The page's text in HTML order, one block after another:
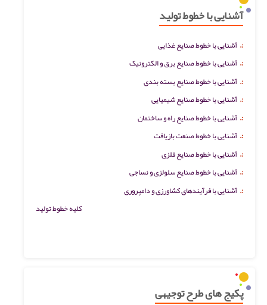
آشنایی با خطوط تولید
:. آشنایی با خطوط صنایع غذایی
:. آشنایی با خطوط صنایع برق و الکترونیک
:. آشنایی با خطوط صنایع بسته بندی
:. آشنایی با خطوط صنایع شیمیایی
:. آشنایی با خطوط صنایع راه و ساختمان
:. آشنایی با خطوط صنعت بازیافت
:. آشنایی با خطوط صنایع فلزی
:. آشنایی با خطوط صنایع سلولزی و نساجی
:. آشنایی با فرآیندهای کشاورزی و دامپروری
کلیه خطوط تولید
پکیج های طرح توجیهی